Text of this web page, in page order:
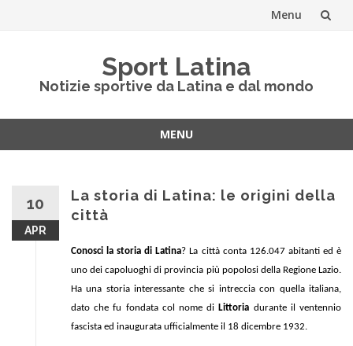
Menu
Sport Latina
Notizie sportive da Latina e dal mondo
MENU
10
APR
La storia di Latina: le origini della
città
Conosci la storia di Latina? La città conta 126.047 abitanti ed è
uno dei capoluoghi di provincia più popolosi della Regione Lazio.
Ha una storia interessante che si intreccia con quella italiana,
dato che fu fondata col nome di Littoria durante il ventennio
fascista ed inaugurata ufficialmente il 18 dicembre 1932.